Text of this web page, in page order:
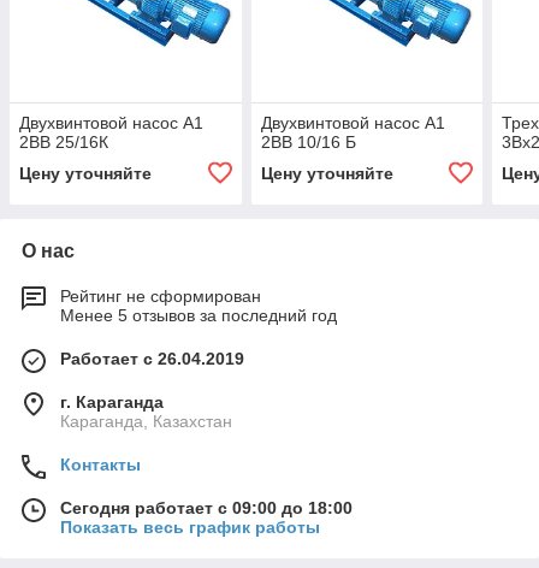
Двухвинтовой насос А1
2ВВ 25/16К
Цену уточняйте
Двухвинтовой насос А1
2ВВ 10/16 Б
Цену уточняйте
О нас
Рейтинг не сформирован
Менее 5 отзывов за последний год
Работает с 26.04.2019
г. Караганда
Караганда, Казахстан
Контакты
Сегодня работает с 09:00 до 18:00
Показать весь график работы